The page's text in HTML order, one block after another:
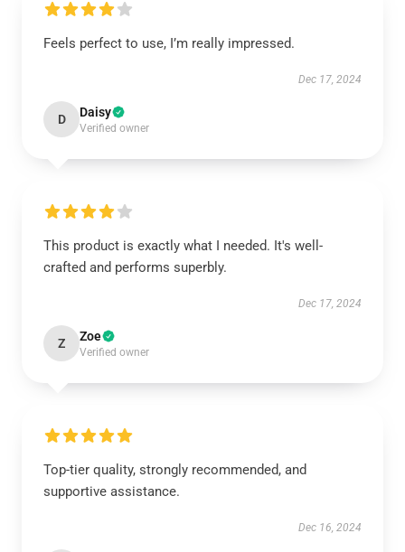
Feels perfect to use, I’m really impressed.
Dec 17, 2024
D Daisy
Verified owner
This product is exactly what I needed. It's well-
crafted and performs superbly.
Dec 17, 2024
Z Zoe
Verified owner
Top-tier quality, strongly recommended, and
supportive assistance.
Dec 16, 2024